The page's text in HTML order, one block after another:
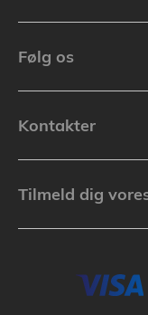
Følg os
Kontakter
Tilmeld dig